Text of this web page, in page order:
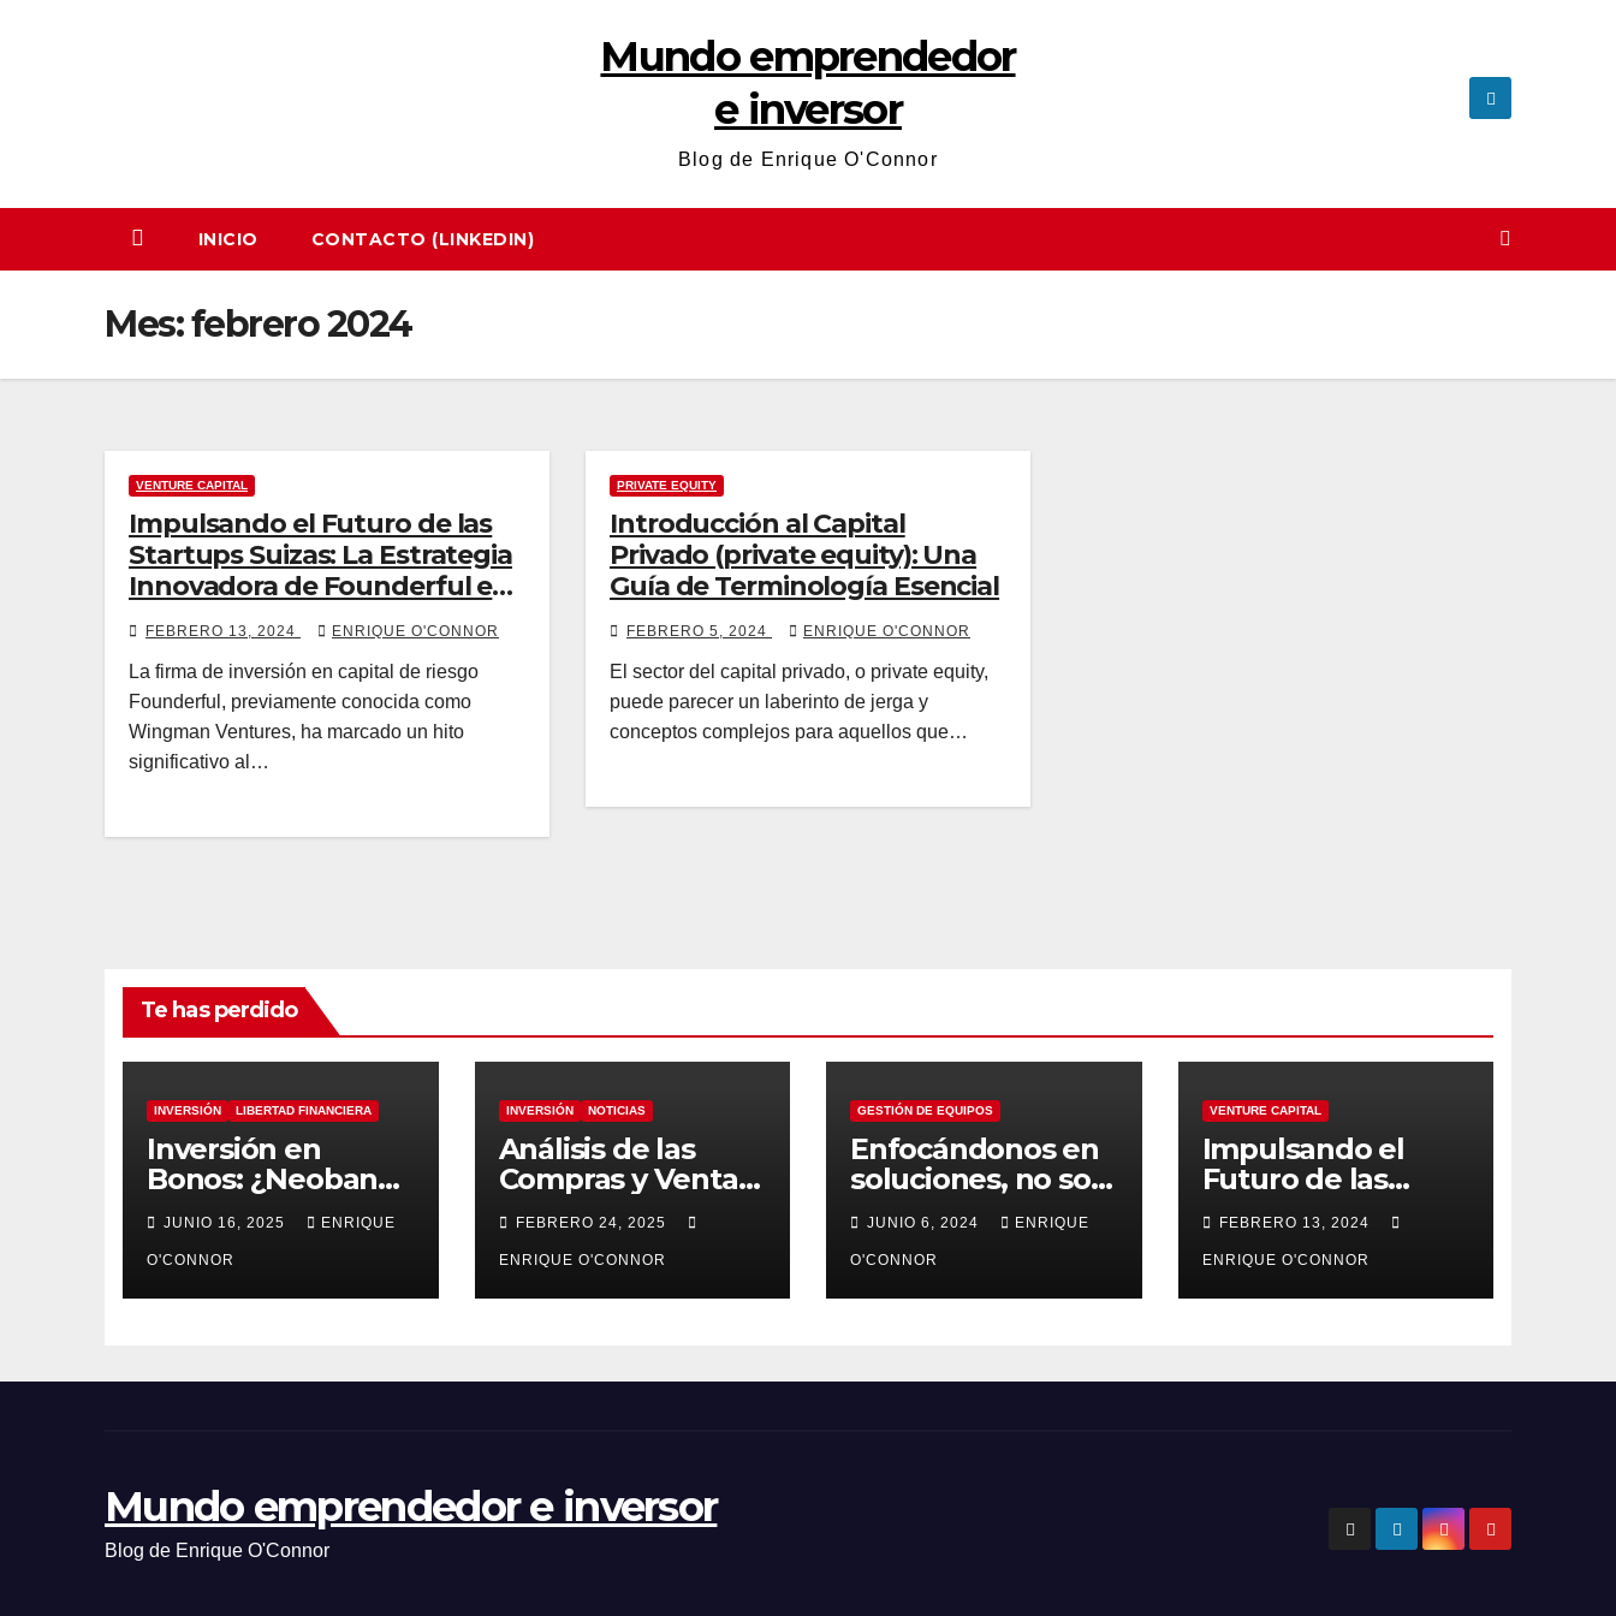
Mundo emprendedor
e inversor
Blog de Enrique O'Connor
INICIO CONTACTO (LINKEDIN)
Mes:febrero 2024
VENTURE CAPITAL
Impulsando el Futuro de las
Startups Suizas: La Estrategia
Innovadora de Founderful en
el Venture Capital
FEBRERO 13, 2024 ENRIQUE O'CONNOR
La firma de inversión en capital de riesgo
Founderful, previamente conocida como
Wingman Ventures, ha marcado un hito
significativo al…
PRIVATE EQUITY
Introducción al Capital
Privado (private equity): Una
Guía de Terminología Esencial
FEBRERO 5, 2024 ENRIQUE O'CONNOR
El sector del capital privado, o private equity,
puede parecer un laberinto de jerga y
conceptos complejos para aquellos que…
Te has perdido
INVERSIÓN LIBERTAD FINANCIERA
Inversión en
Bonos: ¿Neobanco
o banco
tradicional? Claves
para elegir con
seguridad
JUNIO 16, 2025 ENRIQUE
O'CONNOR
INVERSIÓN NOTICIAS
Análisis de las
Compras y Ventas
más relevantes de
Warren Buffett a
través de
Berkshire
FEBRERO 24, 2025
ENRIQUE O'CONNOR
GESTIÓN DE EQUIPOS
Enfocándonos en
soluciones, no solo
en problemas
JUNIO 6, 2024 ENRIQUE
O'CONNOR
VENTURE CAPITAL
Impulsando el
Futuro de las
Startups Suizas: La
Estrategia
Innovadora de
Founderful en el
FEBRERO 13, 2024
ENRIQUE O'CONNOR
Mundo emprendedor e inversor
Blog de Enrique O'Connor